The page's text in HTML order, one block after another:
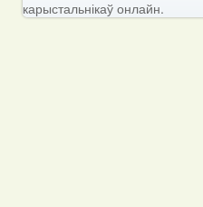
карыстальнікаў онлайн.